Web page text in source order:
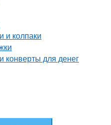
и колпаки
конверты для денег